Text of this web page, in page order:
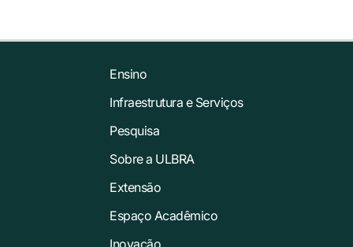
Ensino
Infraestrutura e Serviços
Pesquisa
Sobre a ULBRA
Extensão
Espaço Acadêmico
Inovação